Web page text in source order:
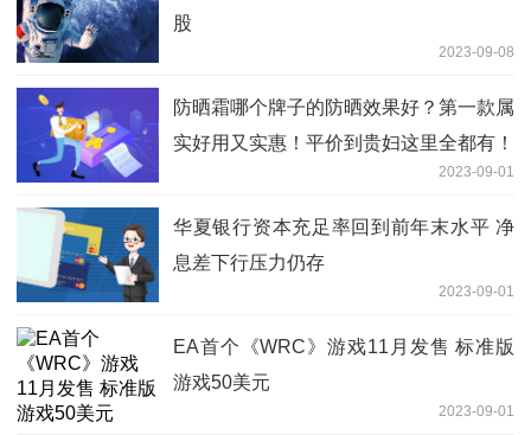
股
2023-09-08
防晒霜哪个牌子的防晒效果好？第一款属
实好用又实惠！平价到贵妇这里全都有！
2023-09-01
华夏银行资本充足率回到前年末水平 净
息差下行压力仍存
2023-09-01
EA首个《WRC》游戏11月发售 标准版
游戏50美元
2023-09-01